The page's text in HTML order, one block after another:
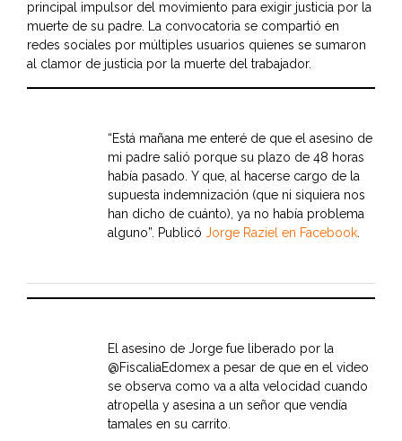
principal impulsor del movimiento para exigir justicia por la
muerte de su padre. La convocatoria se compartió en
redes sociales por múltiples usuarios quienes se sumaron
al clamor de justicia por la muerte del trabajador.
“Está mañana me enteré de que el asesino de
mi padre salió porque su plazo de 48 horas
había pasado. Y que, al hacerse cargo de la
supuesta indemnización (que ni siquiera nos
han dicho de cuánto), ya no había problema
alguno”. Publicó Jorge Raziel en Facebook.
El asesino de Jorge fue liberado por la
@FiscaliaEdomex a pesar de que en el video
se observa como va a alta velocidad cuando
atropella y asesina a un señor que vendía
tamales en su carrito.